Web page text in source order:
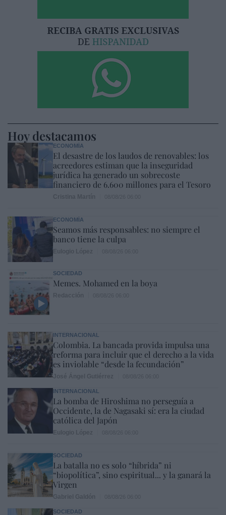
Hoy destacamos
ECONOMÍA
El desastre de los laudos de renovables: los
acreedores estiman que la inseguridad
jurídica ha generado un sobrecoste
financiero de 6.600 millones para el Tesoro
ECONOMÍA
Seamos más responsables: no siempre el
banco tiene la culpa
SOCIEDAD
Memes. Mohamed en la boya
INTERNACIONAL
Colombia. La bancada provida impulsa una
reforma para incluir que el derecho a la vida
es inviolable “desde la fecundación”
INTERNACIONAL
La bomba de Hiroshima no perseguía a
Occidente, la de Nagasaki sí: era la ciudad
católica del Japón
SOCIEDAD
La batalla no es solo “híbrida” ni
“biopolítica”, sino espiritual... y la ganará la
Virgen
SOCIEDAD